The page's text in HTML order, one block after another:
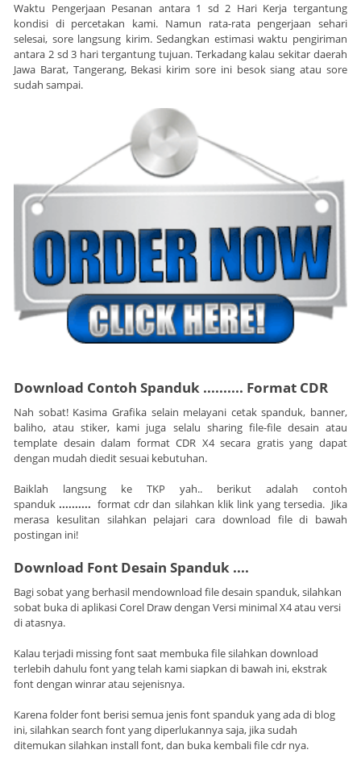
Waktu Pengerjaan Pesanan antara 1 sd 2 Hari Kerja tergantung
kondisi di percetakan kami. Namun rata-rata pengerjaan sehari
selesai, sore langsung kirim. Sedangkan estimasi waktu pengiriman
antara 2 sd 3 hari tergantung tujuan. Terkadang kalau sekitar daerah
Jawa Barat, Tangerang, Bekasi kirim sore ini besok siang atau sore
sudah sampai.
Download Contoh Spanduk .......... Format CDR
Nah sobat! Kasima Grafika selain melayani cetak spanduk, banner,
baliho, atau stiker, kami juga selalu sharing file-file desain atau
template desain dalam format CDR X4 secara gratis yang dapat
dengan mudah diedit sesuai kebutuhan.
Baiklah langsung ke TKP yah.. berikut adalah contoh
spanduk.......... format cdr dan silahkan klik link yang tersedia. Jika
merasa kesulitan silahkan pelajari cara download file di bawah
postingan ini!
Download Font Desain Spanduk ....
Bagi sobat yang berhasil mendownload file desain spanduk, silahkan
sobat buka di aplikasi Corel Draw dengan Versi minimal X4 atau versi
di atasnya.
Kalau terjadi missing font saat membuka file silahkan download
terlebih dahulu font yang telah kami siapkan di bawah ini, ekstrak
font dengan winrar atau sejenisnya.
Karena folder font berisi semua jenis font spanduk yang ada di blog
ini, silahkan search font yang diperlukannya saja, jika sudah
ditemukan silahkan install font, dan buka kembali file cdr nya.